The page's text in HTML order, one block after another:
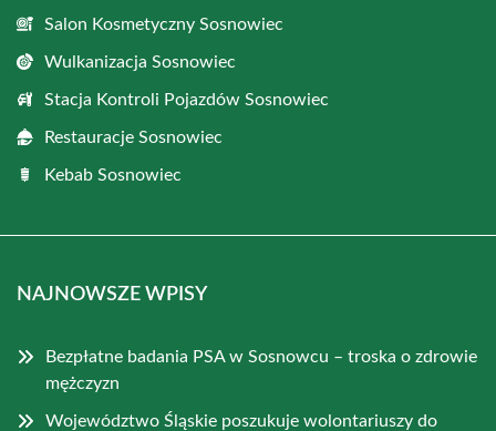
Salon Kosmetyczny Sosnowiec
Wulkanizacja Sosnowiec
Stacja Kontroli Pojazdów Sosnowiec
Restauracje Sosnowiec
Kebab Sosnowiec
NAJNOWSZE WPISY
Bezpłatne badania PSA w Sosnowcu – troska o zdrowie
mężczyzn
Województwo Śląskie poszukuje wolontariuszy do